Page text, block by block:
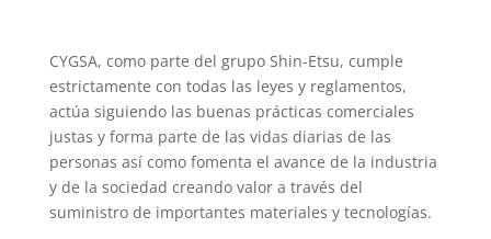
CYGSA, como parte del grupo Shin-Etsu, cumple
estrictamente con todas las leyes y reglamentos,
actúa siguiendo las buenas prácticas comerciales
justas y forma parte de las vidas diarias de las
personas así como fomenta el avance de la industria
y de la sociedad creando valor a través del
suministro de importantes materiales y tecnologías.